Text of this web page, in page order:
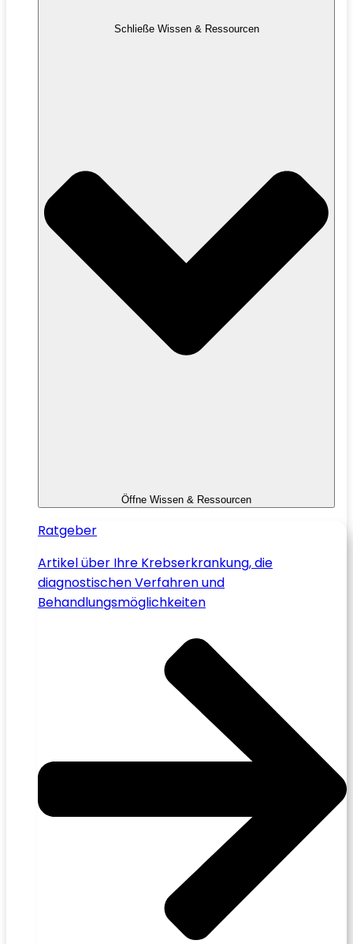
Schließe Wissen & Ressourcen
Öffne Wissen & Ressourcen
Ratgeber
Artikel über Ihre Krebserkrankung, die
diagnostischen Verfahren und
Behandlungsmöglichkeiten